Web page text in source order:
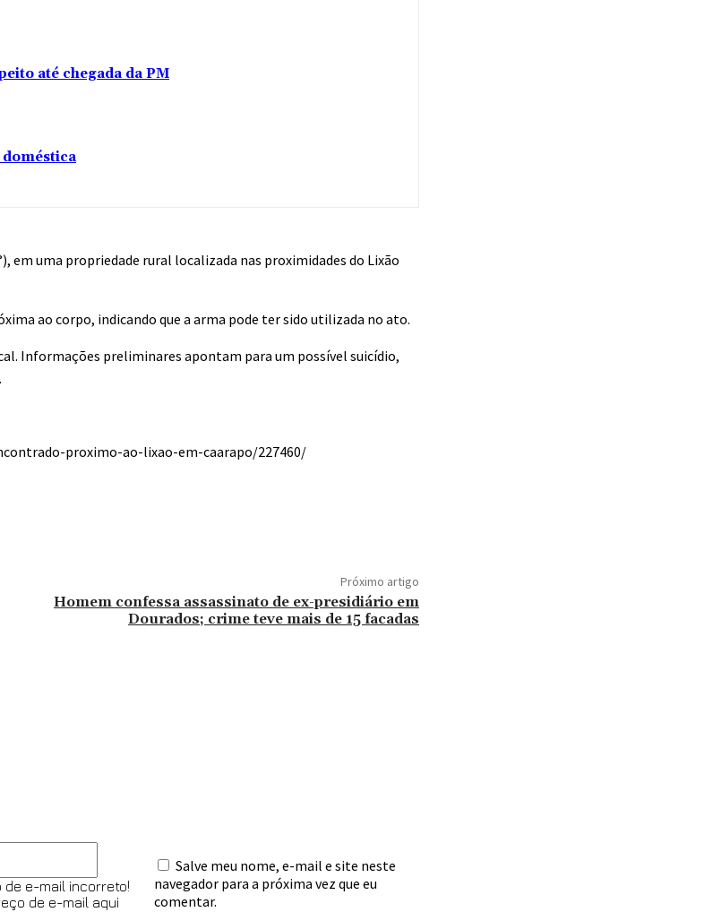
até chegada da PM
uma propriedade rural localizada nas proximidades do Lixão
ao corpo, indicando que a arma pode ter sido utilizada no ato.
Informações preliminares apontam para um possível suicídio,
proximo-ao-lixao-em-caarapo/227460/
Próximo artigo
Homem confessa assassinato de ex-presidiário em
Dourados; crime teve mais de 15 facadas
de e-mail incorreto!
de e-mail aqui
Salve meu nome, e-mail e site neste
navegador para a próxima vez que eu
comentar.